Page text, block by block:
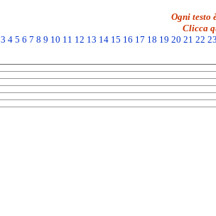
Ogni testo
Clicca
3 4 5 6 7 8 9 10 11 12 13 14 15 16 17 18 19 20 21 22 23